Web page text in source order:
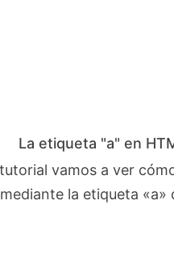
La etiqueta "a" en
vamos a ver
la etiqueta «a»